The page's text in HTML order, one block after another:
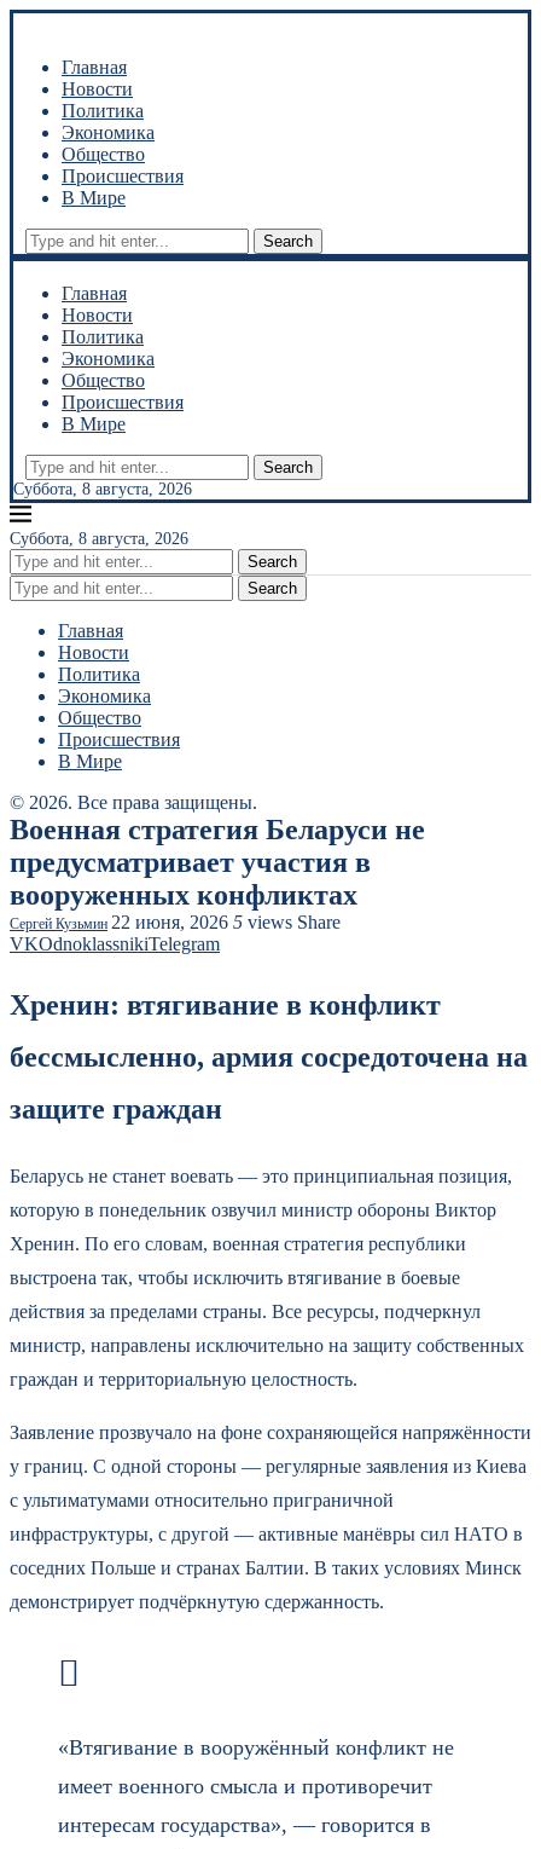
Главная
Новости
Политика
Экономика
Общество
Происшествия
В Мире
Search
Главная
Новости
Политика
Экономика
Общество
Происшествия
В Мире
Search
Суббота, 8 августа, 2026
Суббота, 8 августа, 2026
Search
Search
Главная
Новости
Политика
Экономика
Общество
Происшествия
В Мире
© 2026. Все права защищены.
Военная стратегия Беларуси не
предусматривает участия в
вооруженных конфликтах
Сергей Кузьмин 22 июня, 2026 5 views Share
VKOdnoklassnikiTelegram
Хренин: втягивание в конфликт
бессмысленно, армия сосредоточена на
защите граждан
Беларусь не станет воевать — это принципиальная позиция,
которую в понедельник озвучил министр обороны Виктор
Хренин. По его словам, военная стратегия республики
выстроена так, чтобы исключить втягивание в боевые
действия за пределами страны. Все ресурсы, подчеркнул
министр, направлены исключительно на защиту собственных
граждан и территориальную целостность.
Заявление прозвучало на фоне сохраняющейся напряжённости
у границ. С одной стороны — регулярные заявления из Киева
с ультиматумами относительно приграничной
инфраструктуры, с другой — активные манёвры сил НАТО в
соседних Польше и странах Балтии. В таких условиях Минск
демонстрирует подчёркнутую сдержанность.
«Втягивание в вооружённый конфликт не
имеет военного смысла и противоречит
интересам государства», — говорится в